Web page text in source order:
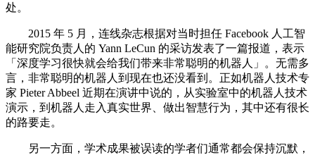
处。
2015 年 5 月，连线杂志根据对当时担任 Facebook 人工智
能研究院负责人的 Yann LeCun 的采访发表了一篇报道，表示
「深度学习很快就会给我们带来非常聪明的机器人」。无需多
言，非常聪明的机器人到现在也还没看到。正如机器人技术专
家 Pieter Abbeel 近期在演讲中说的，从实验室中的机器人技术
演示，到机器人走入真实世界、做出智慧行为，其中还有很长
的路要走。
另一方面，学术成果被误读的学者们通常都会保持沉默，